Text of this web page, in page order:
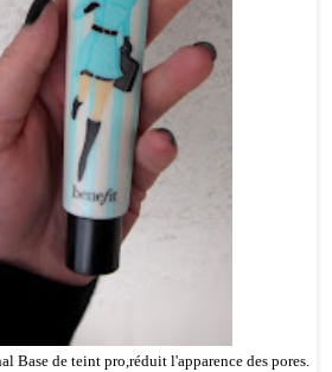
Base de teint pro,réduit l'apparence des pores.